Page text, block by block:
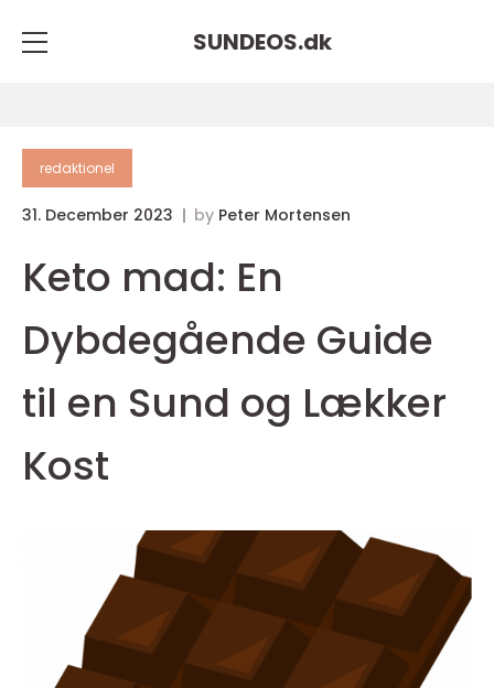
SUNDEOS.dk
redaktionel
31. December 2023 by Peter Mortensen
Keto mad: En
Dybdegående Guide
til en Sund og Lækker
Kost